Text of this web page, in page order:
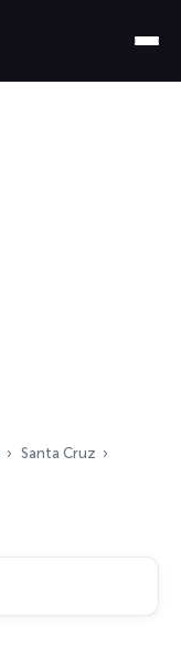
Santa Cruz